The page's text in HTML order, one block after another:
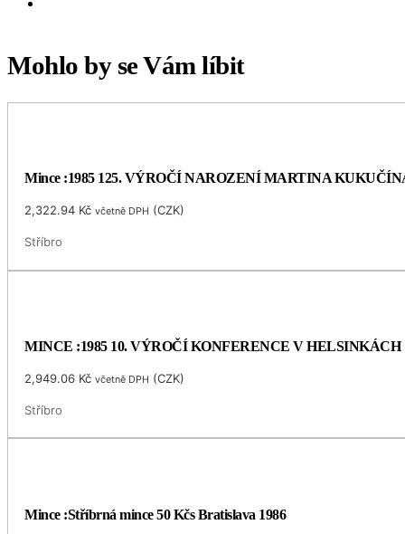
Mohlo by se Vám líbit
Mince :1985 125. VÝROČÍ NAROZENÍ MARTINA
2,322.94 Kč včetně DPH (CZK)
Stříbro
MINCE :1985 10. VÝROČÍ KONFERENCE V HELSINKÁCH
2,949.06 Kč včetně DPH (CZK)
Stříbro
Mince :Stříbrná mince 50 Kčs Bratislava 1986